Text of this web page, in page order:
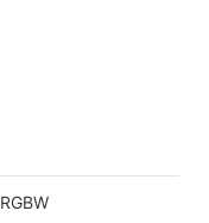
RGBW